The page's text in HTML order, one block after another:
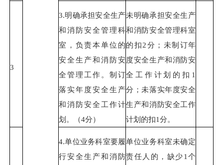
3
3.明确承担安全生产
和消防安全管理科
室，负责本单位的
安全生产和消防安
全管理工作。制订
落实年度安全生产
和消防安全工作计
划。（4分）
未明确承担安全生产
和消防安全管理科室
的扣2分；未制订年
度安全生产和消防安
全工作计划的扣1
分；未落实年度安全
生产和消防安全工作
计划的扣1分。
4.单位业务科室要履
行安全生产和消防
单位业务科室未确定
责任人的，缺少1个